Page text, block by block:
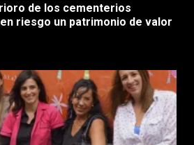
de los cementerios
riesgo un patrimonio de valor